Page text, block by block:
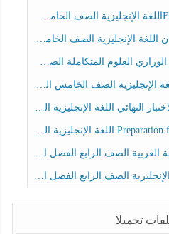
الصف الخامس الفصل الثالث
الصف الخامس عام الفصل الثالث
الإنجليزية الصف الرابع الفصل الثالث
الصف الرابع الفصل الثالث
الصف الرابع الفصل الثالث
تحميلا